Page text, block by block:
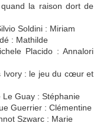
la raison dort de
Soldini : Miriam
: Mathilde
Placido : Annalori
Ivory : le jeu du cœur et
Guay : Stéphanie
Guerrier : Clémentine
Szwarc : Marie